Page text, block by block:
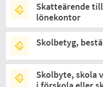
Skatteärende
lönekontor
Skolbetyg,
Skolbyte, skola